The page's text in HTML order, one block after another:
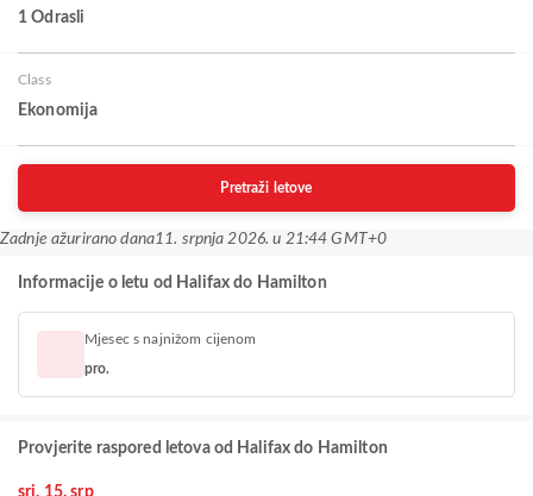
1 Odrasli
Class
Ekonomija
Pretraži letove
Zadnje ažurirano dana11. srpnja 2026. u 21:44 GMT+0
Informacije o letu od Halifax do Hamilton
Mjesec s najnižom cijenom
pro.
Provjerite raspored letova od Halifax do Hamilton
sri, 15. srp